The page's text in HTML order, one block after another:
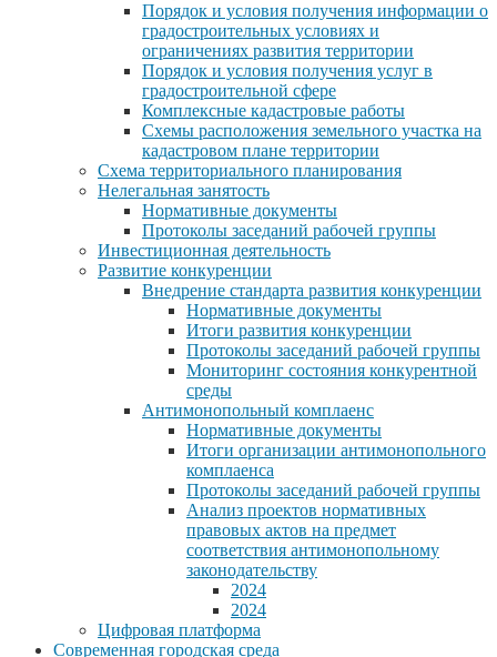
Порядок и условия получения информации о
градостроительных условиях и
ограничениях развития территории
Порядок и условия получения услуг в
градостроительной сфере
Комплексные кадастровые работы
Схемы расположения земельного участка на
кадастровом плане территории
Схема территориального планирования
Нелегальная занятость
Нормативные документы
Протоколы заседаний рабочей группы
Инвестиционная деятельность
Развитие конкуренции
Внедрение стандарта развития конкуренции
Нормативные документы
Итоги развития конкуренции
Протоколы заседаний рабочей группы
Мониторинг состояния конкурентной
среды
Антимонопольный комплаенс
Нормативные документы
Итоги организации антимонопольного
комплаенса
Протоколы заседаний рабочей группы
Анализ проектов нормативных
правовых актов на предмет
соответствия антимонопольному
законодательству
2024
2024
Цифровая платформа
Современная городская среда